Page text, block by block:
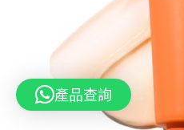
產品查詢